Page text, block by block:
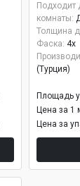
Подходит
комнаты:
Толщина
Фаска: 4x
(Турция)
Площадь
Цена за 1
Цена за